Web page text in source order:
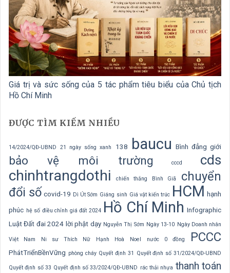
Giá trị và sức sống của 5 tác phẩm tiêu biểu của Chủ tịch
Hồ Chí Minh
ĐƯỢC TÌM KIẾM NHIỀU
14/2024/QĐ-UBND 21 ngày sống xanh 138 baucu Bình đẳng giới
bảo vệ môi trường cccd cds
chinhtrangdothi chiến thắng Bình Giã
chuyển
đổi số covid-19 Dì Út Sớm Giáng sinh Giá vật kiến trúc HCM hạnh
phúc hệ số điều chỉnh giá đất 2024 Hồ Chí Minh Infographic
Luật Đất đai 2024 lời phật dạy Nguyễn Thị Sớm Ngày 13-10 Ngày Doanh nhân
Việt Nam Ni sư Thích Nữ Hạnh Hoà Noel nước 0 đồng PCCC
PhátTriểnBềnVững phòng cháy Quyết định 31 Quyết định số 31/2024/QĐ-UBND
Quyết định số 33 Quyết định số 33/2024/QĐ-UBND rác thải nhựa thanh toán